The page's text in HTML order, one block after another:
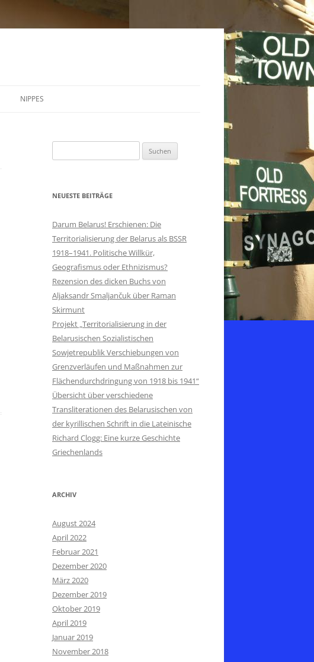
NIPPES
nach:
NEUESTE BEITRÄGE
Darum Belarus! Erschienen: Die
Territorialisierung der Belarus als BSSR
1918–1941. Politische Willkür,
Geografismus oder Ethnizismus?
Rezension des dicken Buchs von
Aljaksandr Smaljančuk über Raman
Skirmunt
Projekt „Territorialisierung in der
Belarusischen Sozialistischen
Sowjetrepublik Verschiebungen von
Grenzverläufen und Maßnahmen zur
Flächendurchdringung von 1918 bis 1941“
Übersicht über verschiedene
Transliterationen des Belarusischen von
der kyrillischen Schrift in die Lateinische
Richard Clogg: Eine kurze Geschichte
Griechenlands
ARCHIV
August 2024
April 2022
Februar 2021
Dezember 2020
März 2020
Dezember 2019
Oktober 2019
April 2019
Januar 2019
November 2018